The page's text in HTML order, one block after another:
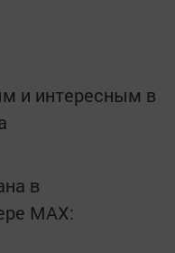
и интересным в
в
MАХ: